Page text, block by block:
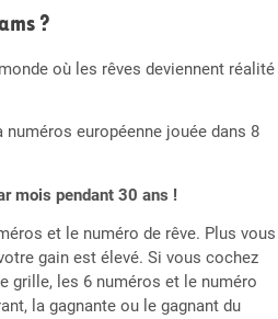
?
où les rêves deviennent réalité
européenne jouée dans 8
mois pendant 30 ans !
et le numéro de rêve. Plus vous
gain est élevé. Si vous cochez
grille, les 6 numéros et le numéro
la gagnante ou le gagnant du